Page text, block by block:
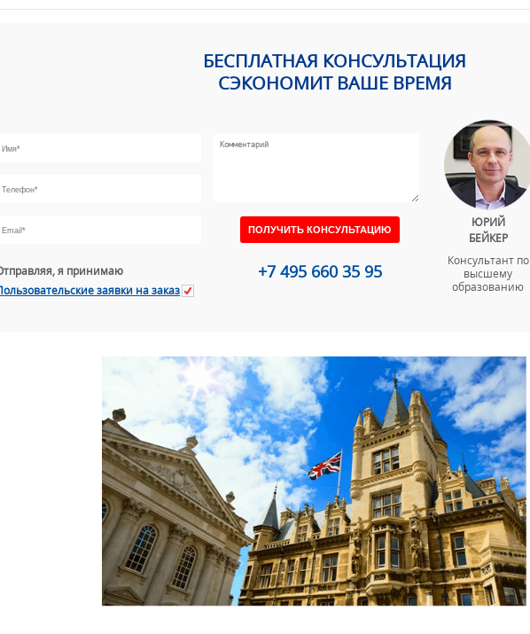
БЕСПЛАТНАЯ КОНСУЛЬТАЦИЯ
СЭКОНОМИТ ВАШЕ ВРЕМЯ
я принимаю
заявки на заказ
+7 495 660 35 95
ЮРИЙ
БЕЙКЕР
Консультант по
высшему
образованию